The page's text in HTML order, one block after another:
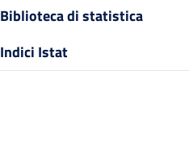
Biblioteca di statistica
Indici Istat